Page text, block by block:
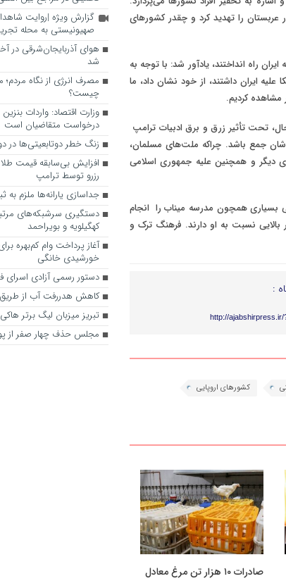
را تهدید کرد و چقدر کشورهای
راه انداختند، یادآور شد: با توجه به
ایران داشتند، از خود نشان داد، ما
مشاهده کردیم.
تحت تأثیر زرق و برق ادبیات ترامپ
جمع باشد. چراکه ملت‌های مسلمان،
دیگر و همچنین علیه جمهوری اسلامی
بسیاری همچون مدرسه میناب را انجام
نسبت به او دارند. فرهنگ ترک و
:
http://ajabshirpress.ir/
کشورهای اروپایی
صادرات ۱۰ هزار تن مرغ معادل
گزارش ویژه |روایت
صهیونیستی به محله
هوای آذربایجان‌شرقی در
شد
مصرف انرژی از نگاه مردم؛
چیست؟
وزارت اقتصاد: واردات
درخواست متقاضیان است
زنگ خطر دوتابعیتی‌ها در
افزایش بی‌سابقه قیمت
رزرو توسط ترامپ
جداسازی یارانه‌ها ملزم
دستگیری سرشبکه‌های
کهگیلویه و بویراحمد
آغاز پرداخت وام کم‌بهره
خورشیدی خانگی
دستور رسمی آزادی
کاهش هدررفت آب از طریق
تبریز میزبان لیگ برتر
مجلس حذف چهار صفر از